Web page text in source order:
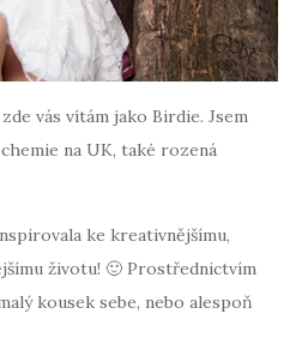
vás vítám jako Birdie. Jsem
na UK, také rozená
ke kreativnějšímu,
životu! 🙂 Prostřednictvím
kousek sebe, nebo alespoň